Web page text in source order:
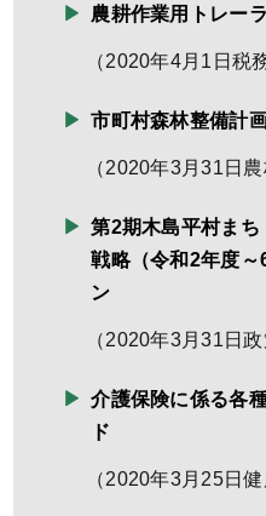
農耕作業用トレー
（2020年4月1日税
市町村森林整備計
（2020年3月31日
第2期木島平村ま
戦略（令和2年度～
ン
（2020年3月31日
介護保険に係る各
ド
（2020年3月25日